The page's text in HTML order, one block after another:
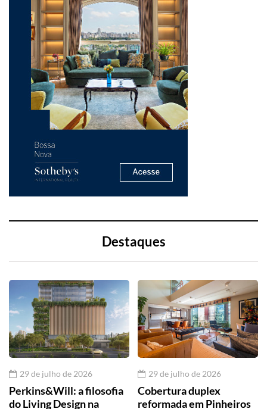
Destaques
29 de julho de 2026
Perkins&Will: a filosofia
do Living Design na
29 de julho de 2026
Cobertura duplex
reformada em Pinheiros